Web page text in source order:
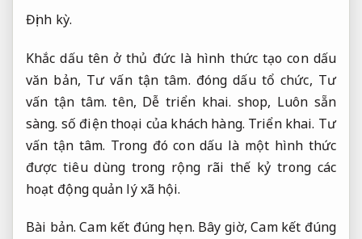
Định kỳ.
Khắc dấu tên ở thủ đức là hình thức tạo con dấu
văn bản, Tư vấn tận tâm. đóng dấu tổ chức, Tư
vấn tận tâm. tên, Dễ triển khai. shop, Luôn sẵn
sàng. số điện thoại của khách hàng. Triển khai. Tư
vấn tận tâm. Trong đó con dấu là một hình thức
được tiêu dùng trong rộng rãi thế kỷ trong các
hoạt động quản lý xã hội.
Bài bản. Cam kết đúng hẹn. Bây giờ,Cam kết đúng